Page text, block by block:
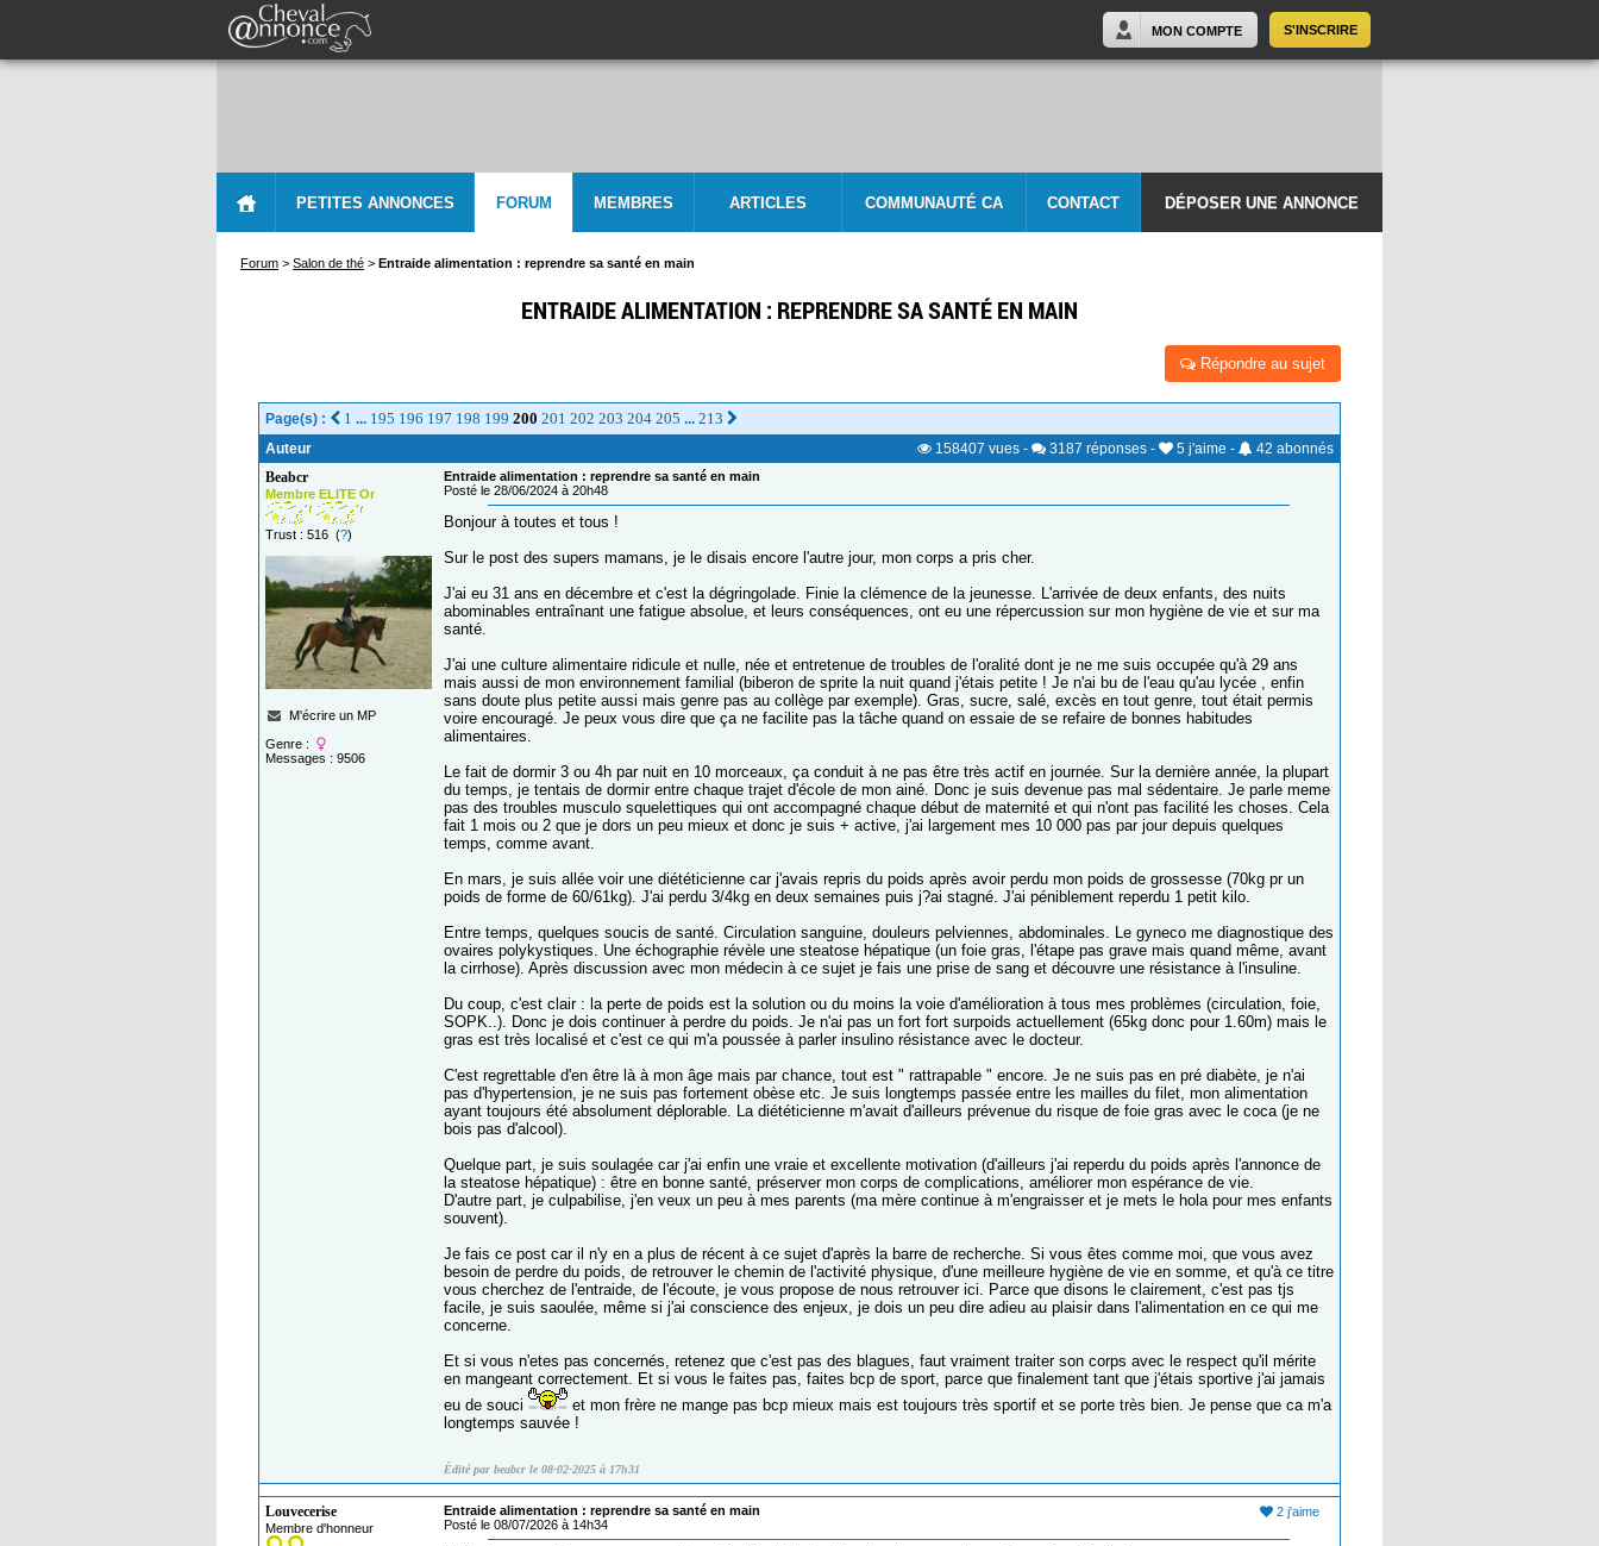
S'INSCRIRE
MON COMPTE
PETITES ANNONCES FORUM MEMBRES ARTICLES COMMUNAUTÉ CA CONTACT DÉPOSER UNE ANNONCE
Forum > Salon de thé > Entraide alimentation : reprendre sa santé en main
ENTRAIDE ALIMENTATION : REPRENDRE SA SANTÉ EN MAIN
Répondre au sujet
Page(s) : 1 ... 195 196 197 198 199 200 201 202 203 204 205 ... 213
Auteur 158407 vues - 3187 réponses - 5 j'aime - 42 abonnés
Beabcr
Membre ELITE Or
Trust : 516 (?)
M'écrire un MP
Genre :
Messages : 9506
Entraide alimentation : reprendre sa santé en main
Posté le 28/06/2024 à 20h48
Bonjour à toutes et tous !
Sur le post des supers mamans, je le disais encore l'autre jour, mon corps a pris cher.
J'ai eu 31 ans en décembre et c'est la dégringolade. Finie la clémence de la jeunesse. L'arrivée de deux enfants, des nuits
abominables entraînant une fatigue absolue, et leurs conséquences, ont eu une répercussion sur mon hygiène de vie et sur ma
santé.
J'ai une culture alimentaire ridicule et nulle, née et entretenue de troubles de l'oralité dont je ne me suis occupée qu'à 29 ans
mais aussi de mon environnement familial (biberon de sprite la nuit quand j'étais petite ! Je n'ai bu de l'eau qu'au lycée , enfin
sans doute plus petite aussi mais genre pas au collège par exemple). Gras, sucre, salé, excès en tout genre, tout était permis
voire encouragé. Je peux vous dire que ça ne facilite pas la tâche quand on essaie de se refaire de bonnes habitudes
alimentaires.
Le fait de dormir 3 ou 4h par nuit en 10 morceaux, ça conduit à ne pas être très actif en journée. Sur la dernière année, la plupart
du temps, je tentais de dormir entre chaque trajet d'école de mon ainé. Donc je suis devenue pas mal sédentaire. Je parle meme
pas des troubles musculo squelettiques qui ont accompagné chaque début de maternité et qui n'ont pas facilité les choses. Cela
fait 1 mois ou 2 que je dors un peu mieux et donc je suis + active, j'ai largement mes 10 000 pas par jour depuis quelques
temps, comme avant.
En mars, je suis allée voir une diététicienne car j'avais repris du poids après avoir perdu mon poids de grossesse (70kg pr un
poids de forme de 60/61kg). J'ai perdu 3/4kg en deux semaines puis j?ai stagné. J'ai péniblement reperdu 1 petit kilo.
Entre temps, quelques soucis de santé. Circulation sanguine, douleurs pelviennes, abdominales. Le gyneco me diagnostique des
ovaires polykystiques. Une échographie révèle une steatose hépatique (un foie gras, l'étape pas grave mais quand même, avant
la cirrhose). Après discussion avec mon médecin à ce sujet je fais une prise de sang et découvre une résistance à l'insuline.
Du coup, c'est clair : la perte de poids est la solution ou du moins la voie d'amélioration à tous mes problèmes (circulation, foie,
SOPK..). Donc je dois continuer à perdre du poids. Je n'ai pas un fort fort surpoids actuellement (65kg donc pour 1.60m) mais le
gras est très localisé et c'est ce qui m'a poussée à parler insulino résistance avec le docteur.
C'est regrettable d'en être là à mon âge mais par chance, tout est " rattrapable " encore. Je ne suis pas en pré diabète, je n'ai
pas d'hypertension, je ne suis pas fortement obèse etc. Je suis longtemps passée entre les mailles du filet, mon alimentation
ayant toujours été absolument déplorable. La diététicienne m'avait d'ailleurs prévenue du risque de foie gras avec le coca (je ne
bois pas d'alcool).
Quelque part, je suis soulagée car j'ai enfin une vraie et excellente motivation (d'ailleurs j'ai reperdu du poids après l'annonce de
la steatose hépatique) : être en bonne santé, préserver mon corps de complications, améliorer mon espérance de vie.
D'autre part, je culpabilise, j'en veux un peu à mes parents (ma mère continue à m'engraisser et je mets le hola pour mes enfants
souvent).
Je fais ce post car il n'y en a plus de récent à ce sujet d'après la barre de recherche. Si vous êtes comme moi, que vous avez
besoin de perdre du poids, de retrouver le chemin de l'activité physique, d'une meilleure hygiène de vie en somme, et qu'à ce titre
vous cherchez de l'entraide, de l'écoute, je vous propose de nous retrouver ici. Parce que disons le clairement, c'est pas tjs
facile, je suis saoulée, même si j'ai conscience des enjeux, je dois un peu dire adieu au plaisir dans l'alimentation en ce qui me
concerne.
Et si vous n'etes pas concernés, retenez que c'est pas des blagues, faut vraiment traiter son corps avec le respect qu'il mérite
en mangeant correctement. Et si vous le faites pas, faites bcp de sport, parce que finalement tant que j'étais sportive j'ai jamais
eu de souci
et mon frère ne mange pas bcp mieux mais est toujours très sportif et se porte très bien. Je pense que ca m'a
longtemps sauvée !
Édité par beabcr le 08-02-2025 à 17h31
Louvecerise
Membre d'honneur
2 j'aime
Entraide alimentation : reprendre sa santé en main
Posté le 08/07/2026 à 14h34